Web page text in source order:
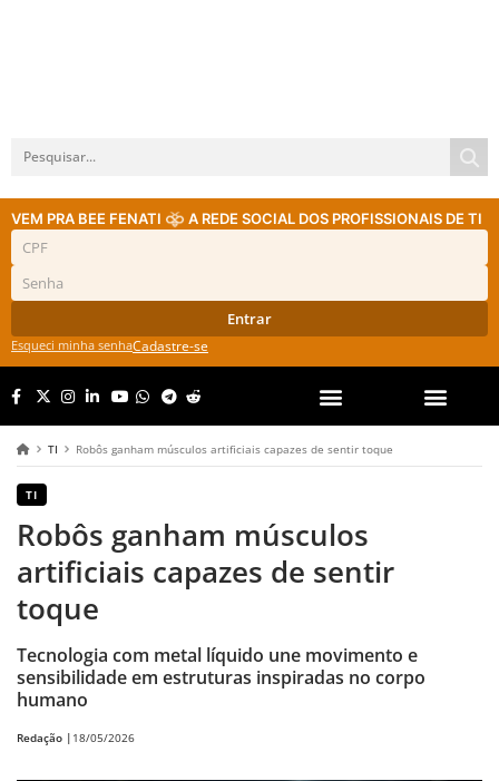
VEM PRA BEE FENATI A REDE SOCIAL DOS PROFISSIONAIS DE TI
Entrar
Esqueci minha senhaCadastre-se
TI Robôs ganham músculos artificiais capazes de sentir toque
TI
Robôs ganham músculos
artificiais capazes de sentir
toque
Tecnologia com metal líquido une movimento e
sensibilidade em estruturas inspiradas no corpo
humano
Redação | 18/05/2026